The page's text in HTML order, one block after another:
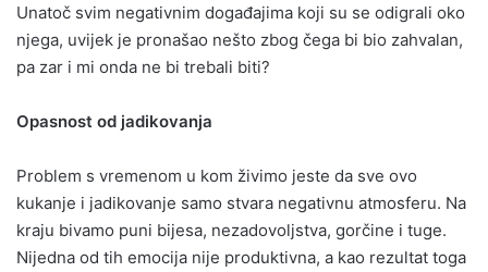
Unatoč svim negativnim događajima koji su se odigrali oko
njega, uvijek je pronašao nešto zbog čega bi bio zahvalan,
pa zar i mi onda ne bi trebali biti?
Opasnost od jadikovanja
Problem s vremenom u kom živimo jeste da sve ovo
kukanje i jadikovanje samo stvara negativnu atmosferu. Na
kraju bivamo puni bijesa, nezadovoljstva, gorčine i tuge.
Nijedna od tih emocija nije produktivna, a kao rezultat toga